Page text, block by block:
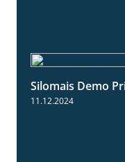
Silomais Demo
11.12.2024